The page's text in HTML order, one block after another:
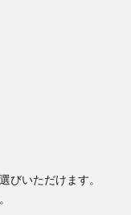
びいただけます。